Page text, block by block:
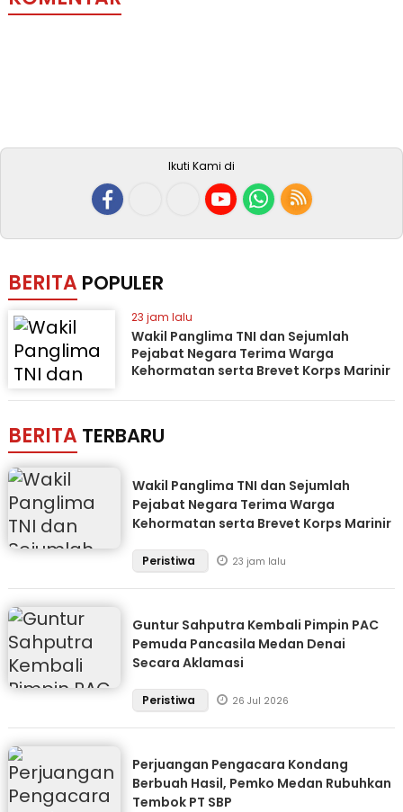
Ikuti Kami di
BERITA POPULER
23 jam lalu
Wakil Panglima TNI dan Sejumlah
Pejabat Negara Terima Warga
Kehormatan serta Brevet Korps Marinir
BERITA TERBARU
Wakil Panglima TNI dan Sejumlah
Pejabat Negara Terima Warga
Kehormatan serta Brevet Korps Marinir
Peristiwa 23 jam lalu
Guntur Sahputra Kembali Pimpin PAC
Pemuda Pancasila Medan Denai
Secara Aklamasi
Peristiwa 26 Jul 2026
Perjuangan Pengacara Kondang
Berbuah Hasil, Pemko Medan Rubuhkan
Tembok PT SBP